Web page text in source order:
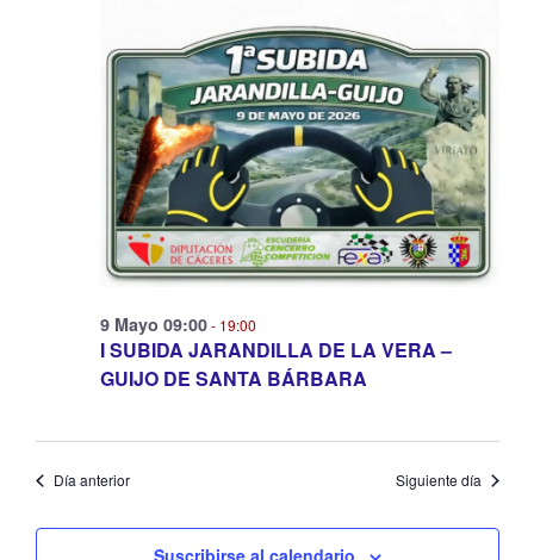
vistas
de
I SUBIDA JARANDILLA DE LA VERA –
GUIJO DE SANTA BÁRBARA
9 Mayo 09:00- 19:00
Día anterior Siguiente día